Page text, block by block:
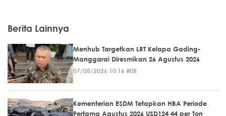
Berita Lainnya
Menhub Targetkan LRT Kelapa Gading-
Manggarai Diresmikan 26 Agustus 2026
07/08/2026 10:16 WIB
Kementerian ESDM Tetapkan HBA Periode
Pertama Agustus 2026 USD124,44 per Ton